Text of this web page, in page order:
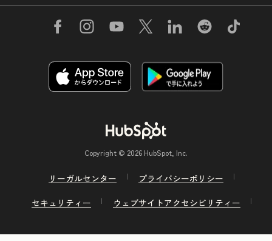
Copyright © 2026 HubSpot, Inc.
リーガルセンター
プライバシーポリシー
セキュリティー
ウェブサイトアクセシビリティー